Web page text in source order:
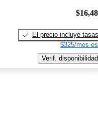
El precio incluye tasas
$325/mes
Verif. disponibilidad